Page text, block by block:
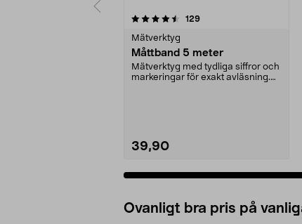
129recensioner
Mätverktyg
Måttband 5 meter
Mätverktyg med tydliga siffror och
markeringar för exakt avläsning.
39,90
4.5 av 5 stjärnor
Ovanligt bra pris på